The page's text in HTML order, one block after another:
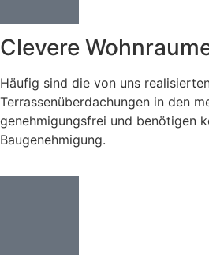
Clevere
Häufig sind die von uns
Terrassenüberdachungen in den
genehmigungsfrei und benötigen
Baugenehmigung.